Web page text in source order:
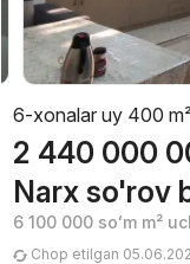
6-xonalar uy 400
2 440 000
Narx so'rov
6 100 000 soʻmm²
Chop etilgan